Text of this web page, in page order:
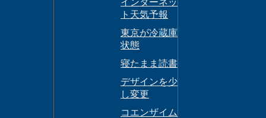
インターネッ
ト天気予報
東京が冷蔵庫
状態
寝たまま読書
デザインを少
し変更
コエンザイム